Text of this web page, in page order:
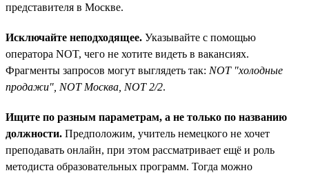
представителя в Москве.
Исключайте неподходящее. Указывайте с помощью
оператора NOT, чего не хотите видеть в вакансиях.
Фрагменты запросов могут выглядеть так: NOT "холодные
продажи", NOT Москва, NOT 2/2.
Ищите по разным параметрам, а не только по названию
должности. Предположим, учитель немецкого не хочет
преподавать онлайн, при этом рассматривает ещё и роль
методиста образовательных программ. Тогда можно